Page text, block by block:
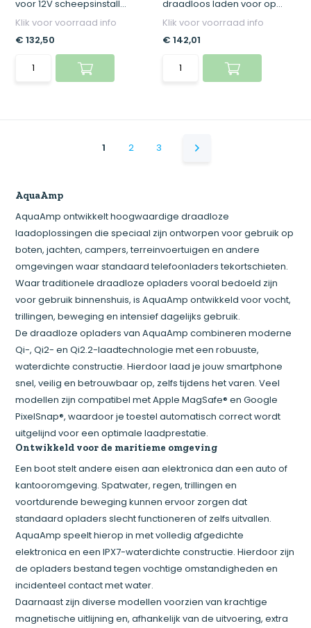
voor 12V scheepsinstall...
Klik voor voorraad info
€ 132,50
draadloos laden voor op...
Klik voor voorraad info
€ 142,01
1 2 3
AquaAmp
AquaAmp ontwikkelt hoogwaardige draadloze
laadoplossingen die speciaal zijn ontworpen voor gebruik op
boten, jachten, campers, terreinvoertuigen en andere
omgevingen waar standaard telefoonladers tekortschieten.
Waar traditionele draadloze opladers vooral bedoeld zijn
voor gebruik binnenshuis, is AquaAmp ontwikkeld voor vocht,
trillingen, beweging en intensief dagelijks gebruik.
De draadloze opladers van AquaAmp combineren moderne
Qi-, Qi2- en Qi2.2-laadtechnologie met een robuuste,
waterdichte constructie. Hierdoor laad je jouw smartphone
snel, veilig en betrouwbaar op, zelfs tijdens het varen. Veel
modellen zijn compatibel met Apple MagSafe® en Google
PixelSnap®, waardoor je toestel automatisch correct wordt
uitgelijnd voor een optimale laadprestatie.
Ontwikkeld voor de maritieme omgeving
Een boot stelt andere eisen aan elektronica dan een auto of
kantooromgeving. Spatwater, regen, trillingen en
voortdurende beweging kunnen ervoor zorgen dat
standaard opladers slecht functioneren of zelfs uitvallen.
AquaAmp speelt hierop in met volledig afgedichte
elektronica en een IPX7-waterdichte constructie. Hierdoor zijn
de opladers bestand tegen vochtige omstandigheden en
incidenteel contact met water.
Daarnaast zijn diverse modellen voorzien van krachtige
magnetische uitlijning en, afhankelijk van de uitvoering, extra